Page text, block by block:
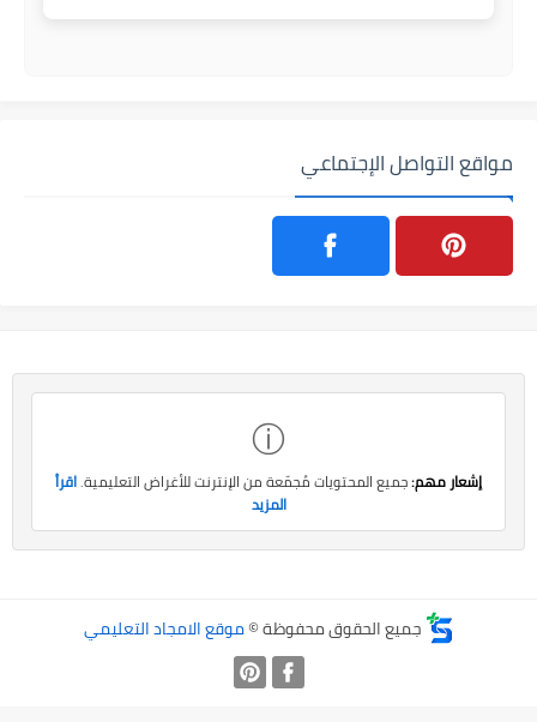
مواقع التواصل الإجتماعي
ⓘ
إشعار مهم:جميع المحتويات مُجمّعة من الإنترنت للأغراض التعليمية.اقرأ
المزيد
جميع الحقوق محفوظة ©موقع الامجاد التعليمي